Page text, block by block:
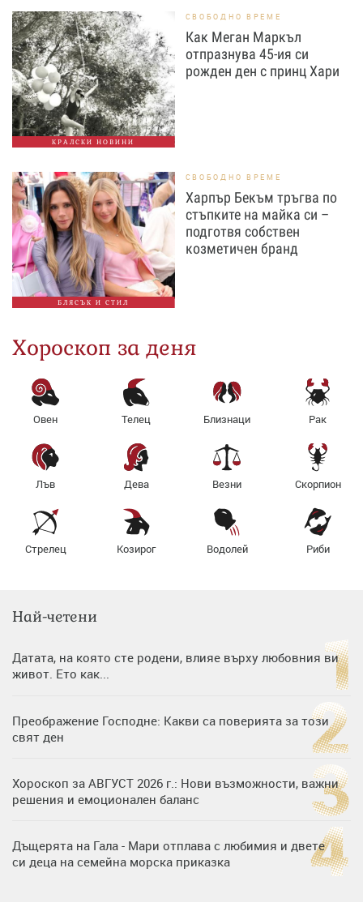
КРАЛСКИ НОВИНИ
СВОБОДНО ВРЕМЕ
Как Меган Маркъл
отпразнува 45-ия си
рожден ден с принц Хари
БЛЯСЪК И СТИЛ
СВОБОДНО ВРЕМЕ
Харпър Бекъм тръгва по
стъпките на майка си –
подготвя собствен
козметичен бранд
Хороскоп за деня
Овен Телец Близнаци Рак
Лъв Дева Везни Скорпион
Стрелец Козирог Водолей Риби
Най-четени
Датата, на която сте родени, влияе върху любовния ви
живот. Ето как...
Преображение Господне: Какви са поверията за този
свят ден
Хороскоп за АВГУСТ 2026 г.: Нови възможности, важни
решения и емоционален баланс
Дъщерята на Гала - Мари отплава с любимия и двете
си деца на семейна морска приказка